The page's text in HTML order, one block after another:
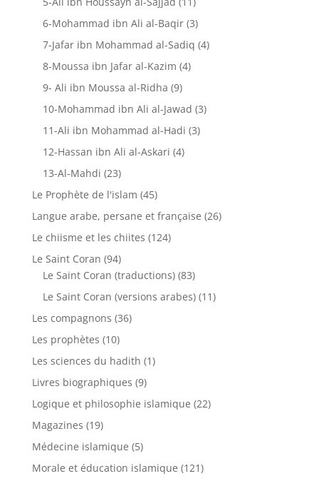
6-Mohammad ibn Ali al-Baqir (3)
7-Jafar ibn Mohammad al-Sadiq (4)
8-Moussa ibn Jafar al-Kazim (4)
9- Ali ibn Moussa al-Ridha (9)
10-Mohammad ibn Ali al-Jawad (3)
11-Ali ibn Mohammad al-Hadi (3)
12-Hassan ibn Ali al-Askari (4)
13-Al-Mahdi (23)
Le Prophète de l'islam (45)
Langue arabe, persane et française (26)
Le chiisme et les chiites (124)
Le Saint Coran (94)
Le Saint Coran (traductions) (83)
Le Saint Coran (versions arabes) (11)
Les compagnons (36)
Les prophètes (10)
Les sciences du hadith (1)
Livres biographiques (9)
Logique et philosophie islamique (22)
Magazines (19)
Médecine islamique (5)
Morale et éducation islamique (121)